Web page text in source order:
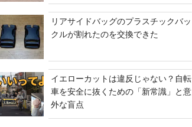
リアサイドバッグのプラスチックバッ
クルが割れたのを交換できた
イエローカットは違反じゃない？自転
車を安全に抜くための「新常識」と意
外な盲点